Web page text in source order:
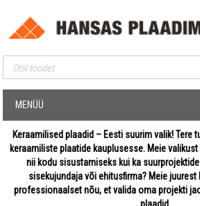
MENÜÜ
Keraamilised plaadid – Eesti suurim valik! Tere
keraamiliste plaatide kauplusesse. Meie
nii kodu sisustamiseks kui ka
sisekujundaja või ehitusfirma? Meie
professionaalset nõu, et valida oma projekti